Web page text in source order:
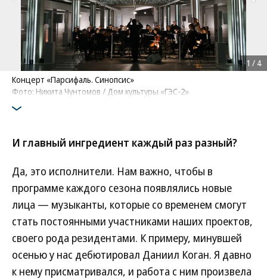
Концерт «Парсифаль. Синопсис»
Фото: Никита Чунтомов / Дом культуры «ГЭС-2»
1 / 4
И главный ингредиент каждый раз разный?
Да, это исполнители. Нам важно, чтобы в
программе каждого сезона появлялись новые
лица — музыканты, которые со временем смогут
стать постоянными участниками наших проектов,
своего рода резидентами. К примеру, минувшей
осенью у нас дебютировал Даниил Коган. Я давно
к нему присматривался, и работа с ним произвела